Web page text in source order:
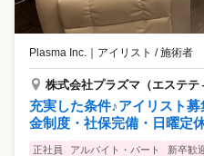
Plasma Inc. アイリスト / 施術者
株式会社プラズマ（エステ
充実した条件♪アイリスト
金制度・社保完備・日曜定休
正社員 アルバイト・パート 新卒歓